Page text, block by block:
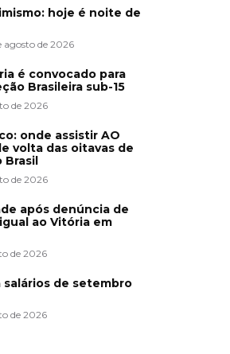
hoje é noite de
agosto de 2026
é convocado para
Brasileira sub-15
de 2026
onde assistir AO
volta das oitavas de
Brasil
de 2026
após denúncia de
ao Vitória em
de 2026
de setembro
de 2026